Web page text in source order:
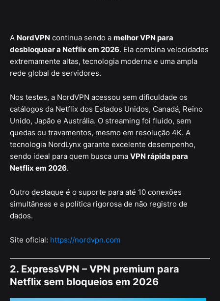
A NordVPN continua sendo a melhor VPN para
desbloquear a Netflix em 2026. Ela combina velocidades
extremamente altas, tecnologia moderna e uma ampla
rede global de servidores.
Nos testes, a NordVPN acessou sem dificuldade os
catálogos da Netflix dos Estados Unidos, Canadá, Reino
Unido, Japão e Austrália. O streaming foi fluido, sem
quedas ou travamentos, mesmo em resolução 4K. A
tecnologia NordLynx garante excelente desempenho,
sendo ideal para quem busca uma VPN rápida para
Netflix em 2026.
Outro destaque é o suporte para até 10 conexões
simultâneas e a política rigorosa de não registro de
dados.
Site oficial: https://nordvpn.com
2. ExpressVPN – VPN premium para
Netflix sem bloqueios em 2026